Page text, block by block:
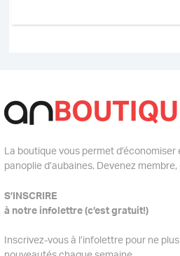
La boutique vous permet
panoplie d’aubaines. Devenez
S’INSCRIRE
à notre infolettre (c’est gratuit!)
Inscrivez-vous à l’infolettre pour ne